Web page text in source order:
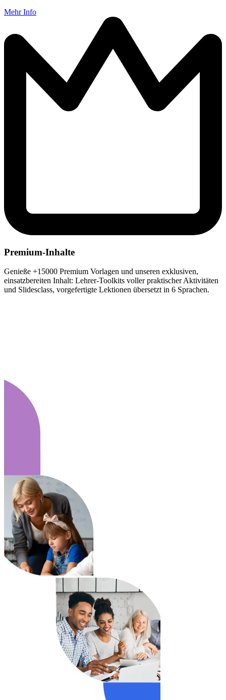
Mehr Info
Premium-Inhalte
Genieße +15000 Premium Vorlagen und unseren exklusiven,
einsatzbereiten Inhalt: Lehrer-Toolkits voller praktischer Aktivitäten
und Slidesclass, vorgefertigte Lektionen übersetzt in 6 Sprachen.